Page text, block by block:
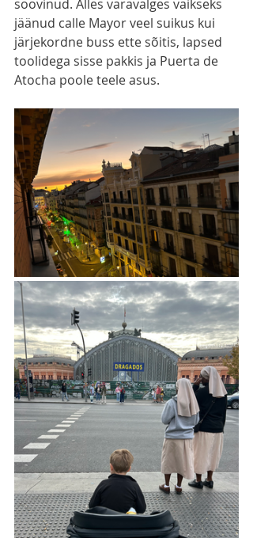
soovinud. Alles varavalges vaikseks
jäänud calle Mayor veel suikus kui
järjekordne buss ette sõitis, lapsed
toolidega sisse pakkis ja Puerta de
Atocha poole teele asus.